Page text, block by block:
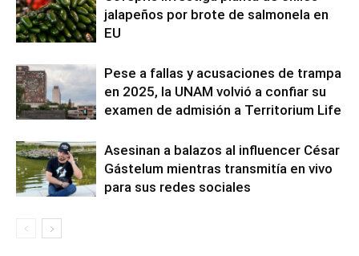
jalapeños por brote de salmonela en
EU
Pese a fallas y acusaciones de trampa
en 2025, la UNAM volvió a confiar su
examen de admisión a Territorium Life
Asesinan a balazos al influencer César
Gástelum mientras transmitía en vivo
para sus redes sociales